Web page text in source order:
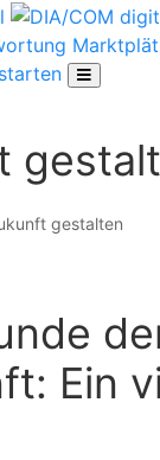
gestalten
Ein